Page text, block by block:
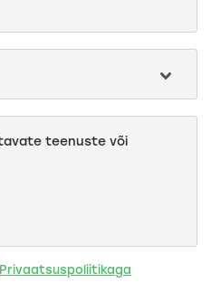
Privaatsuspoliitikaga